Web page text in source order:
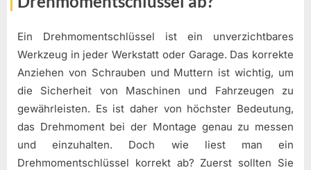
Ein Drehmomentschlüssel ist ein unverzichtbares
Werkzeug in jeder Werkstatt oder Garage. Das korrekte
Anziehen von Schrauben und Muttern ist wichtig, um
die Sicherheit von Maschinen und Fahrzeugen zu
gewährleisten. Es ist daher von höchster Bedeutung,
das Drehmoment bei der Montage genau zu messen
und einzuhalten. Doch wie liest man ein
Drehmomentschlüssel korrekt ab? Zuerst sollten Sie